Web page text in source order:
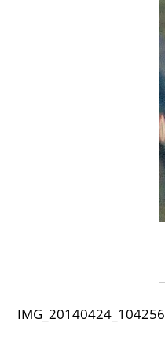
IMG_20140424_104256